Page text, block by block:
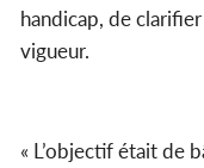
handicap, de
vigueur.
« L’objectif était de